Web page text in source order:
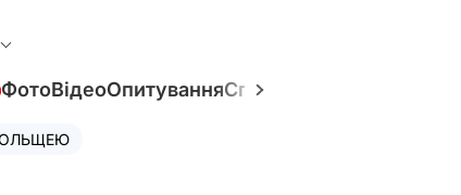
ФотоВідеоОпитуванняСпецпроєкти